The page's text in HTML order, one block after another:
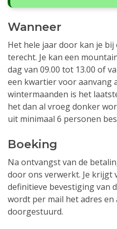
Wanneer
Het hele jaar door kan je
terecht. Je kan een
dag van 09.00 tot 13.00 of
een kwartier voor aanvang
wintermaanden is het
het dan al vroeg donker
uit minimaal 6 personen
Boeking
Na ontvangst van de
door ons verwerkt. Je krijgt
definitieve bevestiging van
wordt per mail het adres
doorgestuurd.